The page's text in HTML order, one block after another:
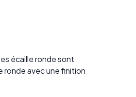
écaille ronde sont
ronde avec une finition